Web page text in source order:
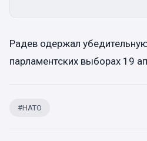
Радев одержал
парламентских выборах 19
#НАТО